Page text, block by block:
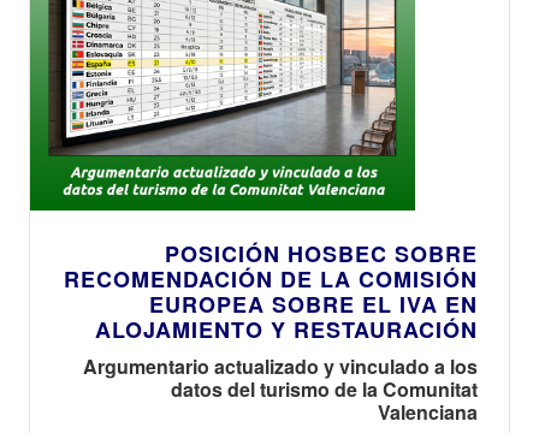
POSICIÓN HOSBEC SOBRE
RECOMENDACIÓN DE LA COMISIÓN
EUROPEA SOBRE EL IVA EN
ALOJAMIENTO Y RESTAURACIÓN
Argumentario actualizado y vinculado a los
datos del turismo de la Comunitat
Valenciana